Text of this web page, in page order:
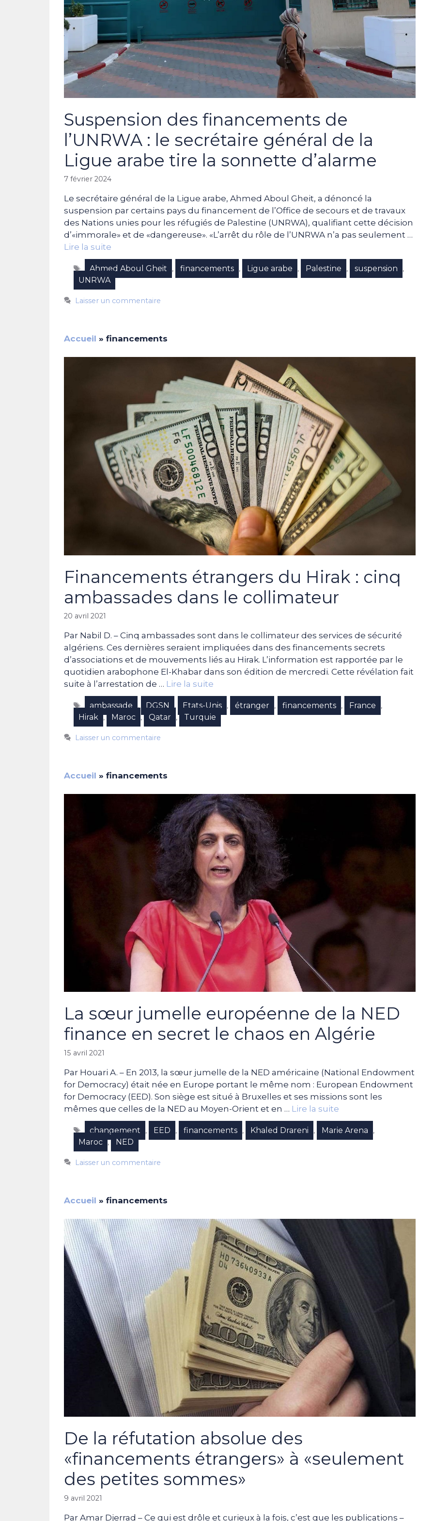
Suspension des financements de
l’UNRWA : le secrétaire général de la
Ligue arabe tire la sonnette d’alarme
7 février 2024
Le secrétaire général de la Ligue arabe, Ahmed Aboul Gheit, a dénoncé la
suspension par certains pays du financement de l’Office de secours et de travaux
des Nations unies pour les réfugiés de Palestine (UNRWA), qualifiant cette décision
d’«immorale» et de «dangereuse». «L’arrêt du rôle de l’UNRWA n’a pas seulement …
Lire la suite
Étiquettes
Ahmed Aboul Gheit , financements , Ligue arabe , Palestine , suspension ,
UNRWA
Laisser un commentaire
Accueil » financements
Financements étrangers du Hirak : cinq
ambassades dans le collimateur
20 avril 2021
Par Nabil D. – Cinq ambassades sont dans le collimateur des services de sécurité
algériens. Ces dernières seraient impliquées dans des financements secrets
d’associations et de mouvements liés au Hirak. L’information est rapportée par le
quotidien arabophone El-Khabar dans son édition de mercredi. Cette révélation fait
suite à l’arrestation de … Lire la suite
Étiquettes
ambassade , DGSN , Etats-Unis , étranger , financements , France ,
Hirak , Maroc , Qatar , Turquie
Laisser un commentaire
Accueil » financements
La sœur jumelle européenne de la NED
finance en secret le chaos en Algérie
15 avril 2021
Par Houari A. – En 2013, la sœur jumelle de la NED américaine (National Endowment
for Democracy) était née en Europe portant le même nom : European Endowment
for Democracy (EED). Son siège est situé à Bruxelles et ses missions sont les
mêmes que celles de la NED au Moyen-Orient et en … Lire la suite
Étiquettes
changement , EED , financements , Khaled Drareni , Marie Arena ,
Maroc , NED
Laisser un commentaire
Accueil » financements
De la réfutation absolue des
«financements étrangers» à «seulement
des petites sommes»
9 avril 2021
Par Amar Djerrad – Ce qui est drôle et curieux à la fois, c’est que les publications –